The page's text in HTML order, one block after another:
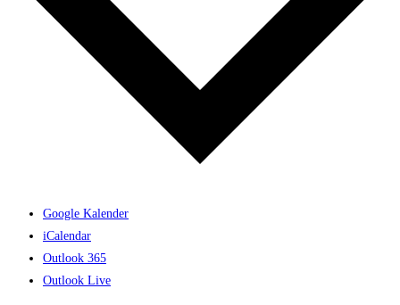
Google Kalender
iCalendar
Outlook 365
Outlook Live